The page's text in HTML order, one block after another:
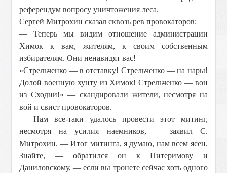
референдум вопросу уничтожения леса.
Сергей Митрохин сказал сквозь рев провокаторов:
— Теперь мы видим отношение администрации
Химок к вам, жителям, к своим собственным
избирателям. Они ненавидят вас!
«Стрельченко — в отставку! Стрельченко — на нары!
Долой военную хунту из Химок! Стрельченко — вон
из Сходни!» — скандировали жители, несмотря на
вой и свист провокаторов.
— Нам все-таки удалось провести этот митинг,
несмотря на усилия наемников, — заявил С.
Митрохин. — Итог митинга, я думаю, нам всем ясен.
Знайте, — обратился он к Питеримову и
Даниловскому, — если вы тронете сейчас хоть одного